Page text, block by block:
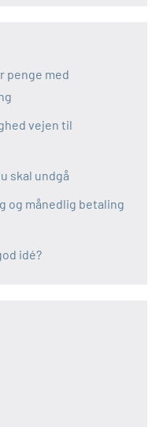
penge med
vejen til
skal undgå
og månedlig betaling
idé?